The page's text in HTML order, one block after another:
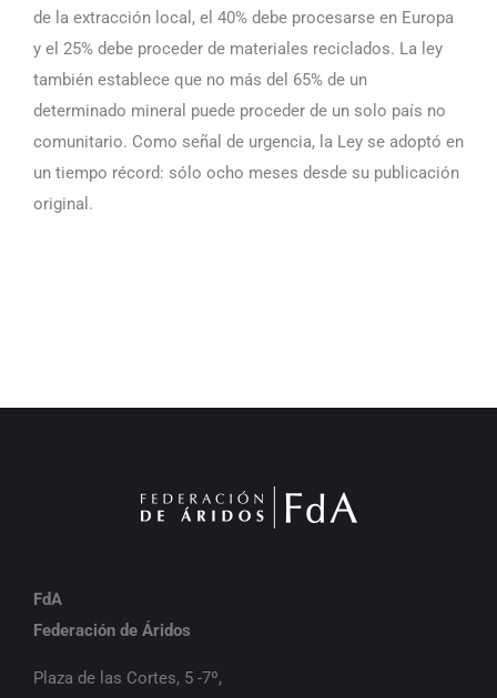
de la extracción local, el 40% debe procesarse en Europa
y el 25% debe proceder de materiales reciclados. La ley
también establece que no más del 65% de un
determinado mineral puede proceder de un solo país no
comunitario. Como señal de urgencia, la Ley se adoptó en
un tiempo récord: sólo ocho meses desde su publicación
original.
FdA
Federación de Áridos
Plaza de las Cortes, 5 -7º,